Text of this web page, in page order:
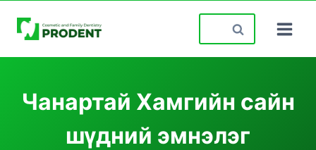
Search
for:
Чанартай Хамгийн сайн
шүдний эмнэлэг